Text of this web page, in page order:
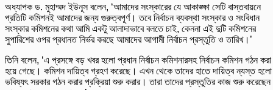
অধ্যাপক ড. মুহাম্মদ ইউনূস বলেন, ‘আমাদের সংস্কারের যে আকাঙ্ক্ষা সেটি বাস্তবায়নে
প্রতিটি কমিশনই আমাদের জন্য গুরুত্বপূর্ণ। তবে নির্বাচন ব্যবস্থা সংস্কার ও সংবিধান
সংস্কার কমিশনের কথা আমি একটু আলাদাভাবে বলতে চাই, কেননা এই দুটি কমিশনের
সুপারিশের ওপর প্রধানত নির্ভর করছে আমাদের আগামী নির্বাচন প্রস্তুতি ও তারিখ।’
তিনি বলেন, ‘এ প্রসঙ্গে বড় খবর হলো প্রধান নির্বাচন কমিশনারসহ নির্বাচন কমিশন গঠন করা
হয়ে গেছে। কমিশন দায়িত্ব গ্রহণ করেছে। এখন থেকে তাদের হাতে দায়িত্ব ন্যস্ত হলো
ভবিষ্যৎ সরকার গঠন করার প্রক্রিয়া শুরু করার। তারা তাদের প্রস্তুতির কাজ শুরু